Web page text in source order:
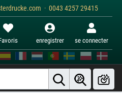
· 0043 4257 29415
enregistrer se connecter